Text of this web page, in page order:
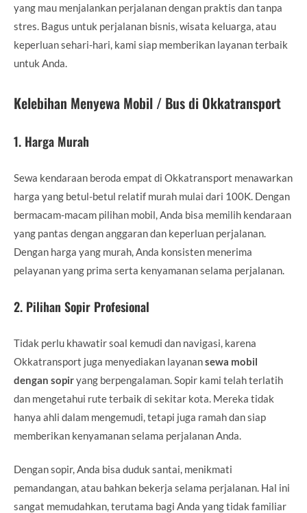
yang mau menjalankan perjalanan dengan praktis dan tanpa
stres. Bagus untuk perjalanan bisnis, wisata keluarga, atau
keperluan sehari-hari, kami siap memberikan layanan terbaik
untuk Anda.
Kelebihan Menyewa Mobil / Bus di Okkatransport
1. Harga Murah
Sewa kendaraan beroda empat di Okkatransport menawarkan
harga yang betul-betul relatif murah mulai dari 100K. Dengan
bermacam-macam pilihan mobil, Anda bisa memilih kendaraan
yang pantas dengan anggaran dan keperluan perjalanan.
Dengan harga yang murah, Anda konsisten menerima
pelayanan yang prima serta kenyamanan selama perjalanan.
2. Pilihan Sopir Profesional
Tidak perlu khawatir soal kemudi dan navigasi, karena
Okkatransport juga menyediakan layanansewa mobil
dengan sopiryang berpengalaman. Sopir kami telah terlatih
dan mengetahui rute terbaik di sekitar kota. Mereka tidak
hanya ahli dalam mengemudi, tetapi juga ramah dan siap
memberikan kenyamanan selama perjalanan Anda.
Dengan sopir, Anda bisa duduk santai, menikmati
pemandangan, atau bahkan bekerja selama perjalanan. Hal ini
sangat memudahkan, terutama bagi Anda yang tidak familiar